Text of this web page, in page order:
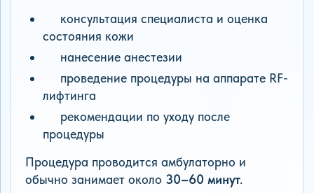
консультация специалиста и оценка
состояния кожи
нанесение анестезии
проведение процедуры на аппарате RF-
лифтинга
рекомендации по уходу после
процедуры
Процедура проводится амбулаторно и
обычно занимает около 30–60 минут.